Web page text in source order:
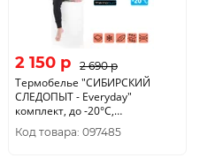
2 150 p 2 690 p
Термобелье "CИБИРСКИЙ
СЛЕДОПЫТ - Everyday"
комплект, до -20°С,
двухслойное, р.56
Код товара: 097485